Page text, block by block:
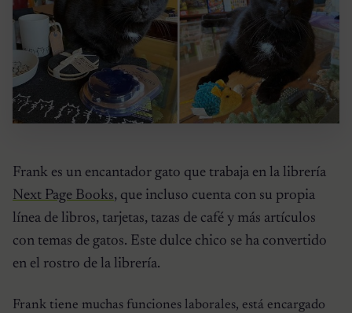
Frank es un encantador gato que trabaja en la librería
Next Page Books, que incluso cuenta con su propia
línea de libros, tarjetas, tazas de café y más artículos
con temas de gatos. Este dulce chico se ha convertido
en el rostro de la librería.
Frank tiene muchas funciones laborales, está encargado